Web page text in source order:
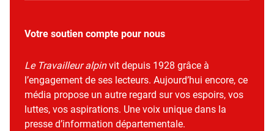
Votre soutien compte pour nous
Le Travailleur alpinvit depuis 1928 grâce à
l’engagement de ses lecteurs. Aujourd’hui encore, ce
média propose un autre regard sur vos espoirs, vos
luttes, vos aspirations. Une voix unique dans la
presse d’information départementale.